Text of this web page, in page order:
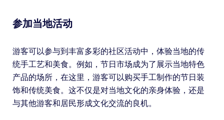
参加当地活动
游客可以参与到丰富多彩的社区活动中，体验当地的传
统手工艺和美食。例如，节日市场成为了展示当地特色
产品的场所，在这里，游客可以购买手工制作的节日装
饰和传统美食。这不仅是对当地文化的亲身体验，还是
与其他游客和居民形成文化交流的良机。